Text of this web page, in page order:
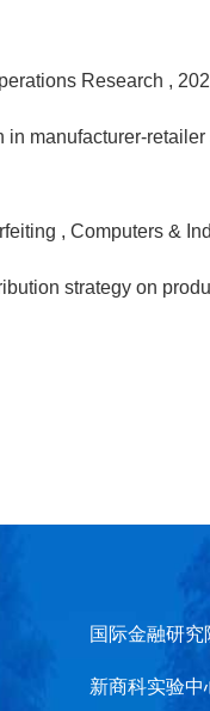
Research ,
manufacturer-
, Computers &
strategy on
国际金融研究
新商科实验中